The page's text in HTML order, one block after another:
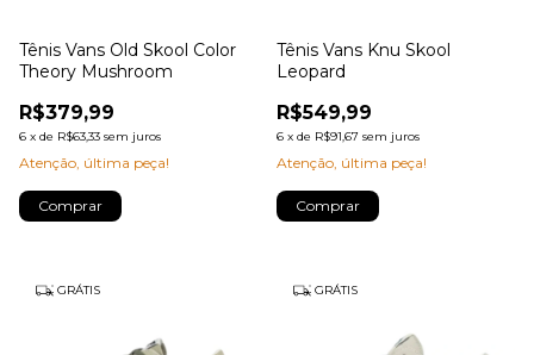
Tênis Vans Old Skool Color
Theory Mushroom
R$379,99
6 x de R$63,33 sem juros
Atenção, última peça!
Comprar
Tênis Vans Knu Skool
Leopard
R$549,99
6 x de R$91,67 sem juros
Atenção, última peça!
Comprar
GRÁTIS GRÁTIS